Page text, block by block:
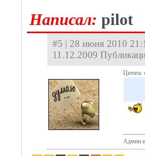
Hаписал: pilot
#5 | 28 июня 2010
11.12.2009
Цитата:
Админ